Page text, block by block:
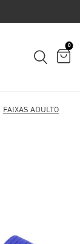
0
FAIXAS ADULTO